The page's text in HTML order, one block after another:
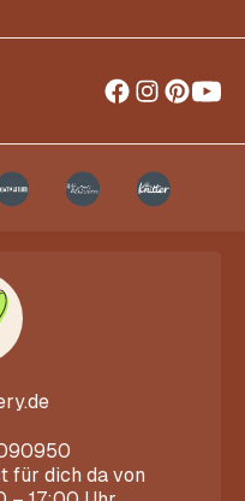
für dich da von